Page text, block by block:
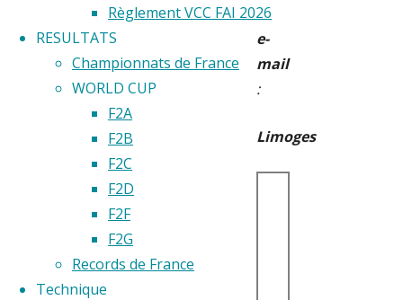
Règlement VCC FAI 2026
RESULTATS
Championnats de France
WORLD CUP
F2A
F2B
F2C
F2D
F2F
F2G
Records de France
Technique
e-
mail
:
Limoges